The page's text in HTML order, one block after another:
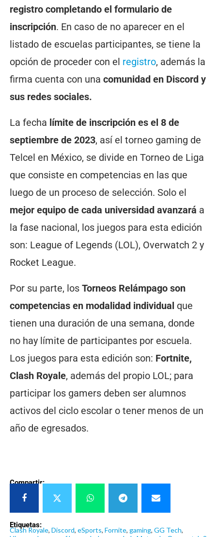
registro completando el formulario de
inscripción. En caso de no aparecer en el
listado de escuelas participantes, se tiene la
opción de proceder con el registro, además la
firma cuenta con una comunidad en Discord y
sus redes sociales.
La fecha límite de inscripción es el 8 de
septiembre de 2023, así el torneo gaming de
Telcel en México, se divide en Torneo de Liga
que consiste en competencias en las que
luego de un proceso de selección. Solo el
mejor equipo de cada universidad avanzará a
la fase nacional, los juegos para esta edición
son: League of Legends (LOL), Overwatch 2 y
Rocket League.
Por su parte, los Torneos Relámpago son
competencias en modalidad individual que
tienen una duración de una semana, donde
no hay límite de participantes por escuela.
Los juegos para esta edición son: Fortnite,
Clash Royale, además del propio LOL; para
participar los gamers deben ser alumnos
activos del ciclo escolar o tener menos de un
año de egresados.
Compartir:
Etiquetas:
Clash Royale, Discord, eSports, Fornite, gaming, GG Tech,